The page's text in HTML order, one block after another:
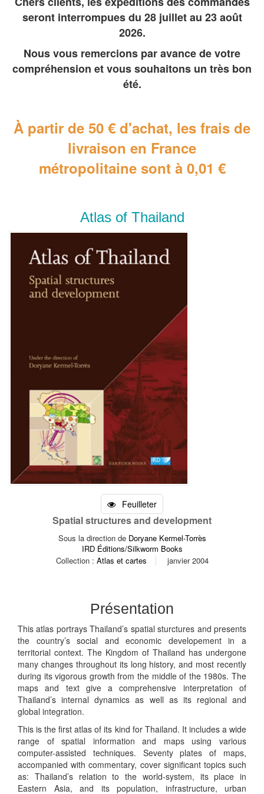
seront interrompues du 28 juillet au 23 août
2026.
Nous vous remercions par avance de votre
compréhension et vous souhaitons un très bon
été.
À partir de 50 € d'achat, les frais de
livraison en France
métropolitainesont à 0,01 €
Atlas of Thailand
Feuilleter
Spatial structures and development
Sous la direction de Doryane Kermel-Torrès
IRD Éditions/Silkworm Books
Collection : Atlas et cartes janvier 2004
Présentation
This atlas portrays Thailand’s spatial sturctures and presents
the country’s social and economic developement in a
territorial context. The Kingdom of Thailand has undergone
many changes throughout its long history, and most recently
during its vigorous growth from the middle of the 1980s. The
maps and text give a comprehensive interpretation of
Thailand’s internal dynamics as well as its regional and
global integration.
This is the first atlas of its kind for Thailand. It includes a wide
range of spatial information and maps using various
computer-assisted techniques. Seventy plates of maps,
accompanied with commentary, cover significant topics such
as: Thailand’s relation to the world-system, its place in
Eastern Asia, and its population, infrastructure, urban